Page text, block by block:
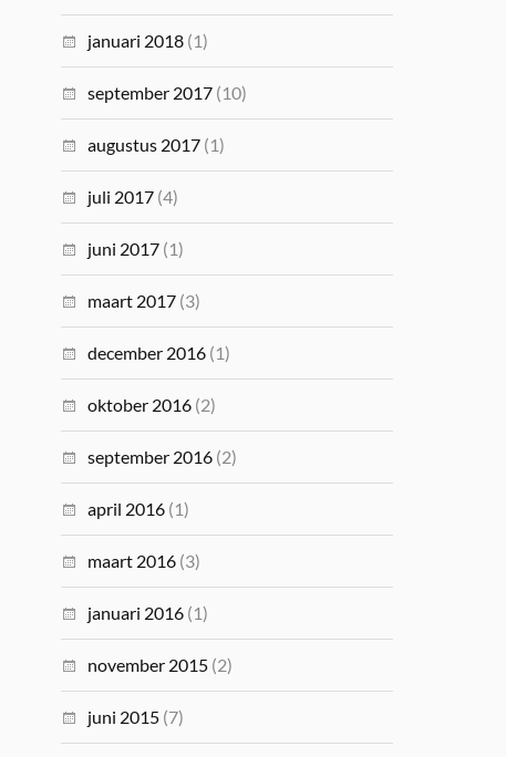
januari 2018 (1)
september 2017 (10)
augustus 2017 (1)
juli 2017 (4)
juni 2017 (1)
maart 2017 (3)
december 2016 (1)
oktober 2016 (2)
september 2016 (2)
april 2016 (1)
maart 2016 (3)
januari 2016 (1)
november 2015 (2)
juni 2015 (7)